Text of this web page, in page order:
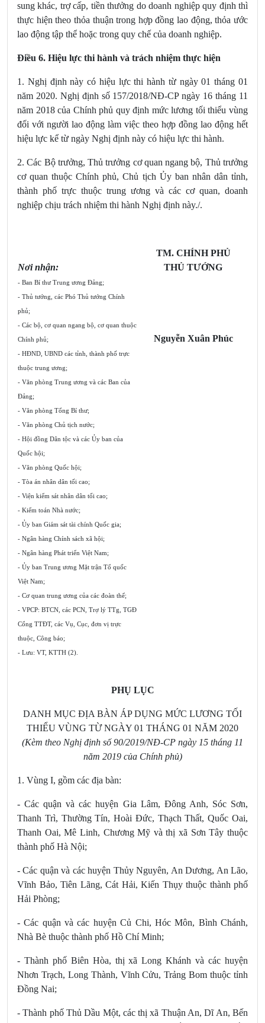
sung khác, trợ cấp, tiền thưởng do doanh nghiệp quy định thì
thực hiện theo thỏa thuận trong hợp đồng lao động, thỏa ước
lao động tập thể hoặc trong quy chế của doanh nghiệp.
Điều 6. Hiệu lực thi hành và trách nhiệm thực hiện
1. Nghị định này có hiệu lực thi hành từ ngày 01 tháng 01
năm 2020. Nghị định số 157/2018/NĐ-CP ngày 16 tháng 11
năm 2018 của Chính phủ quy định mức lương tối thiểu vùng
đối với người lao động làm việc theo hợp đồng lao động hết
hiệu lực kể từ ngày Nghị định này có hiệu lực thi hành.
2. Các Bộ trưởng, Thủ trưởng cơ quan ngang bộ, Thủ trưởng
cơ quan thuộc Chính phủ, Chủ tịch Ủy ban nhân dân tỉnh,
thành phố trực thuộc trung ương và các cơ quan, doanh
nghiệp chịu trách nhiệm thi hành Nghị định này./.
Nơi nhận:
- Ban Bí thư Trung ương Đảng;
- Thủ tướng, các Phó Thủ tướng Chính
phủ;
- Các bộ, cơ quan ngang bộ, cơ quan thuộc
Chính phủ;
- HĐND, UBND các tỉnh, thành phố trực
thuộc trung ương;
- Văn phòng Trung ương và các Ban của
Đảng;
- Văn phòng Tổng Bí thư;
- Văn phòng Chủ tịch nước;
- Hội đồng Dân tộc và các Ủy ban của
Quốc hội;
- Văn phòng Quốc hội;
- Tòa án nhân dân tối cao;
- Viện kiểm sát nhân dân tối cao;
- Kiểm toán Nhà nước;
- Ủy ban Giám sát tài chính Quốc gia;
- Ngân hàng Chính sách xã hội;
- Ngân hàng Phát triển Việt Nam;
- Ủy ban Trung ương Mặt trận Tổ quốc
Việt Nam;
- Cơ quan trung ương của các đoàn thể;
- VPCP: BTCN, các PCN, Trợ lý TTg, TGĐ
Cổng TTĐT, các Vụ, Cục, đơn vị trực
thuộc, Công báo;
- Lưu: VT, KTTH (2).
TM. CHÍNH PHỦ
THỦ TƯỚNG
Nguyễn Xuân Phúc
PHỤ LỤC
DANH MỤC ĐỊA BÀN ÁP DỤNG MỨC LƯƠNG TỐI
THIỂU VÙNG TỪ NGÀY 01 THÁNG 01 NĂM 2020
(Kèm theo Nghị định số 90/2019/NĐ-CP ngày 15 tháng 11
năm 2019 của Chính phủ)
1. Vùng I, gồm các địa bàn:
- Các quận và các huyện Gia Lâm, Đông Anh, Sóc Sơn,
Thanh Trì, Thường Tín, Hoài Đức, Thạch Thất, Quốc Oai,
Thanh Oai, Mê Linh, Chương Mỹ và thị xã Sơn Tây thuộc
thành phố Hà Nội;
- Các quận và các huyện Thủy Nguyên, An Dương, An Lão,
Vĩnh Bảo, Tiên Lãng, Cát Hải, Kiến Thụy thuộc thành phố
Hải Phòng;
- Các quận và các huyện Củ Chi, Hóc Môn, Bình Chánh,
Nhà Bè thuộc thành phố Hồ Chí Minh;
- Thành phố Biên Hòa, thị xã Long Khánh và các huyện
Nhơn Trạch, Long Thành, Vĩnh Cửu, Trảng Bom thuộc tỉnh
Đồng Nai;
- Thành phố Thủ Dầu Một, các thị xã Thuận An, Dĩ An, Bến